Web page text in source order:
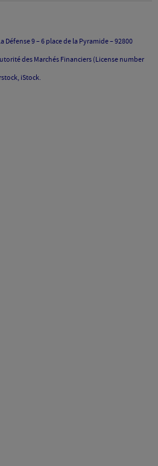
Défense 9 – 6 place de la Pyramide – 92800
des Marchés Financiers (License number
iStock.